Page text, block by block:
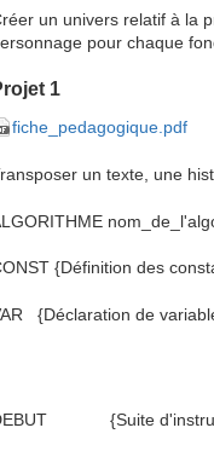
un univers relatif à la
pour chaque
1
fiche_pedagogique.pdf
un texte, une
{Définition des
{Déclaration de
{Suite